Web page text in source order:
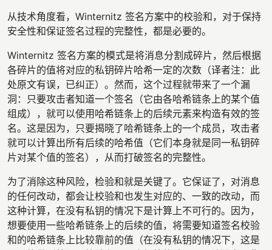
从技术角度看，Winternitz 签名方案中的校验和，对于保持
安全性和保证签名过程的完整性，都是必要的。
Winternitz 签名方案的模式是将消息分割成碎片，然后根据
各碎片的值将对应的私钥碎片哈希一定的次数（译者注：此
处原文有误，已纠正）。然而，这个过程就带来了一个漏
洞：只要攻击者知道一个签名（它由各哈希链条上的某个值
组成），就可以使用哈希链条上的后续元素来构造有效的签
名。这是因为，只要揭晓了哈希链条上的一个成员，攻击者
就可以计算出所有后续的哈希值（它们本身就是同一私钥碎
片对某个值的签名），从而打破签名的完整性。
为了消除这种风险，检验和就是关键了。它保证了，对消息
的任何改动，都会让校验和也发生对应的、一致的改动，而
这种计算，在没有私钥的情况下是计算上不可行的。因为，
想要使用一些哈希链条上的后续的值，将需要知道签名校验
和的哈希链条上比较靠前的值（在没有私钥的情况下，这是